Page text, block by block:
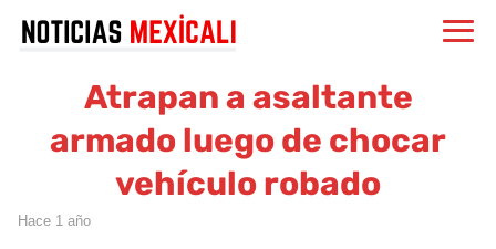
Atrapan a asaltante
armado luego de chocar
vehículo robado
hace 1 año